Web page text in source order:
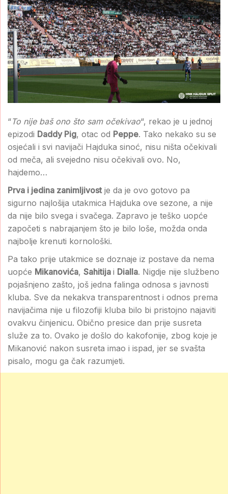
“To nije baš ono što sam očekivao“, rekao je u jednoj
epizodi Daddy Pig, otac od Peppe. Tako nekako su se
osjećali i svi navijači Hajduka sinoć, nisu ništa očekivali
od meča, ali svejedno nisu očekivali ovo. No,
hajdemo…
Prva i jedina zanimljivostje da je ovo gotovo pa
sigurno najlošija utakmica Hajduka ove sezone, a nije
da nije bilo svega i svačega. Zapravo je teško uopće
započeti s nabrajanjem što je bilo loše, možda onda
najbolje krenuti kornološki.
Pa tako prije utakmice se doznaje iz postave da nema
uopće Mikanovića, Sahitija i Dialla. Nigdje nije službeno
pojašnjeno zašto, još jedna falinga odnosa s javnosti
kluba. Sve da nekakva transparentnost i odnos prema
navijačima nije u filozofiji kluba bilo bi pristojno najaviti
ovakvu činjenicu. Obično presice dan prije susreta
služe za to. Ovako je došlo do kakofonije, zbog koje je
Mikanović nakon susreta imao i ispad, jer se svašta
pisalo, mogu ga čak razumjeti.